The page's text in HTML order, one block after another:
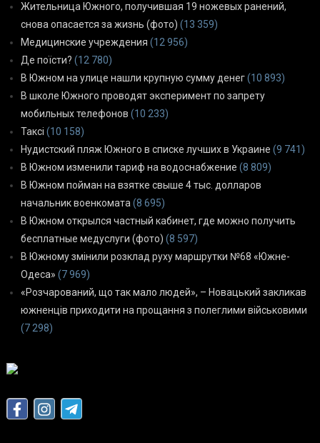
Жительница Южного, получившая 19 ножевых ранений,
снова опасается за жизнь (фото) (13 359)
Медицинские учреждения (12 956)
Де поїсти? (12 780)
В Южном на улице нашли крупную сумму денег(10 893)
В школе Южного проводят эксперимент по запрету
мобильных телефонов (10 233)
Таксі (10 158)
Нудистский пляж Южного в списке лучших в Украине (9 741)
В Южном изменили тариф на водоснабжение (8 809)
В Южном пойман на взятке свыше 4 тыс. долларов
начальник военкомата(8 695)
В Южном открылся частный кабинет, где можно получить
бесплатные медуслуги (фото) (8 597)
В Южному змінили розклад руху маршрутки №68 «Южне-
Одеса» (7 969)
«Розчарований, що так мало людей», – Новацький закликав
южненців приходити на прощання з полеглими військовими
(7 298)